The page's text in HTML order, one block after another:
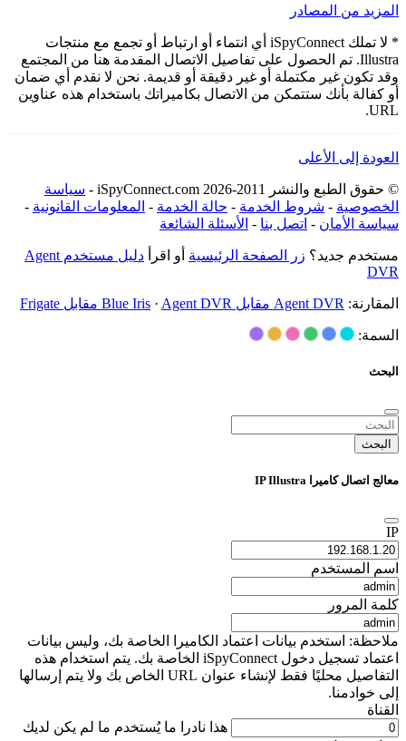
المزيد من المصادر
* لا تملك iSpyConnect أي انتماء أو ارتباط أو تجمع مع منتجات
Illustra. تم الحصول على تفاصيل الاتصال المقدمة هنا من المجتمع
وقد تكون غير مكتملة أو غير دقيقة أو قديمة. نحن لا نقدم أي ضمان
أو كفالة بأنك ستتمكن من الاتصال بكاميراتك باستخدام هذه عناوين
URL.
العودة إلى الأعلى
© حقوق الطبع والنشر 2011-2026 iSpyConnect.com -
سياسة
الخصوصية - شروط الخدمة - حالة الخدمة - المعلومات القانونية -
سياسة الأمان - اتصل بنا - الأسئلة الشائعة
مستخدم جديد؟ زر الصفحة الرئيسية أو اقرأ
دليل مستخدم Agent
DVR
المقارنة: Agent DVR مقابل Blue Iris · Agent DVR مقابل Frigate
السمة:
البحث
البحث
معالج اتصال كاميرا IP Illustra
IP
اسم المستخدم
كلمة المرور
ملاحظة: استخدم بيانات اعتماد الكاميرا الخاصة بك، وليس بيانات
اعتماد تسجيل دخول iSpyConnect الخاصة بك. يتم استخدام هذه
التفاصيل محليًا فقط لإنشاء عنوان URL الخاص بك ولا يتم إرسالها
إلى خوادمنا.
القناة
هذا نادرا ما يُستخدم ما لم يكن لديك